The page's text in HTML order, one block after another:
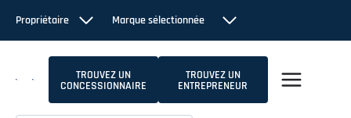
contenu
Propriétaire Marque sélectionnée
TROUVEZ UN
CONCESSIONNAIRE
TROUVEZ UN
ENTREPRENEUR